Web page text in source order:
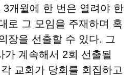
3개월에 한 번은 열려야 한
로 그 모임을 주재하며 혹
장을 선출할 수 있다. 그
가 계속해서 2회 선출될
교회가 당회를 회집하고